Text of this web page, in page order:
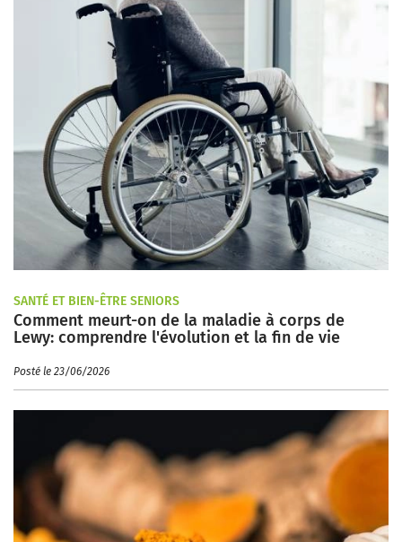
SANTÉ ET BIEN-ÊTRE SENIORS
Comment meurt-on de la maladie à corps de
Lewy: comprendre l'évolution et la fin de vie
Posté le 23/06/2026